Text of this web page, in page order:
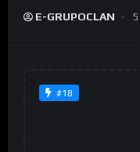
E-GRUPOCLAN
#18